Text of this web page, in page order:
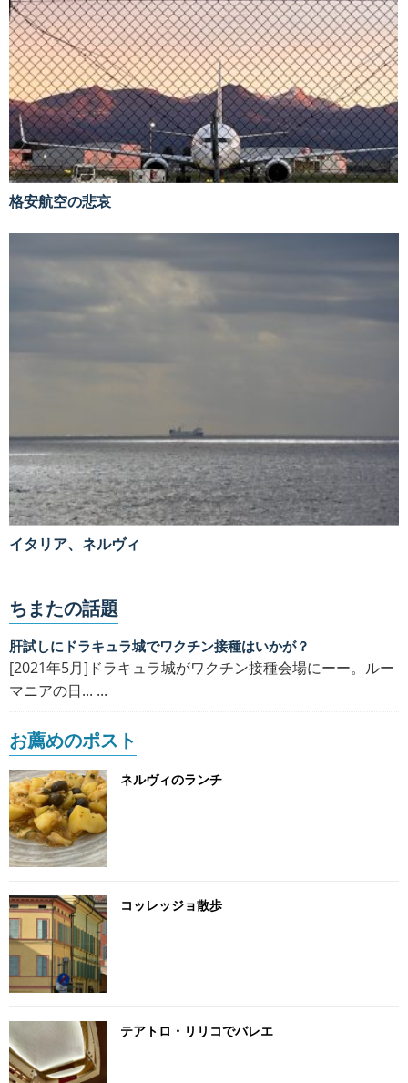
格安航空の悲哀
イタリア、ネルヴィ
ちまたの話題
肝試しにドラキュラ城でワクチン接種はいかが？
[2021年5月]ドラキュラ城がワクチン接種会場にーー。ルー
マニアの日... ...
お薦めのポスト
ネルヴィのランチ
コッレッジョ散歩
テアトロ・リリコでバレエ